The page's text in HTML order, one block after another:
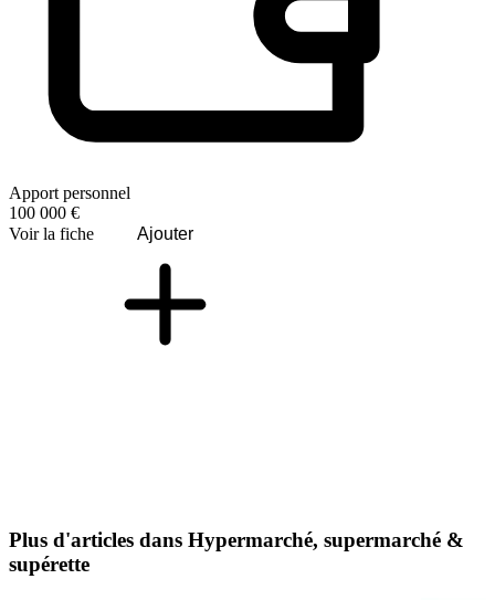
Apport personnel
100 000 €
Voir la fiche
Ajouter
Plus d'articles dans Hypermarché, supermarché &
supérette